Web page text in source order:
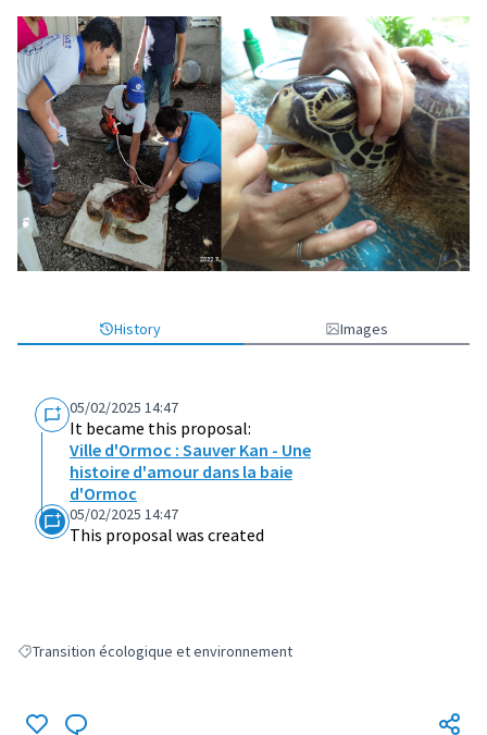
History Images
05/02/2025 14:47
It became this proposal:
Ville d'Ormoc : Sauver Kan - Une
histoire d'amour dans la baie
d'Ormoc
05/02/2025 14:47
This proposal was created
Filter results for: Transition écologique et environnement
Transition écologique et environnement